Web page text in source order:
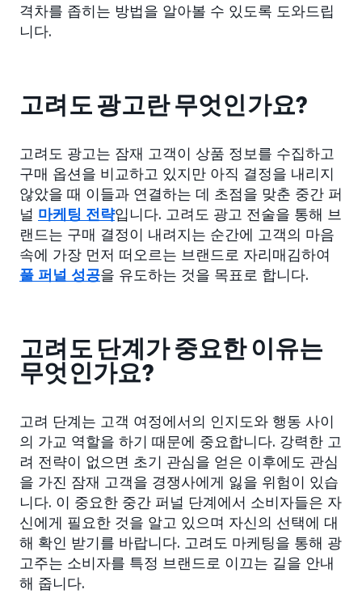
격차를 좁히는 방법을 알아볼 수 있도록 도와드립
니다.
고려도 광고란 무엇인가요?
고려도 광고는 잠재 고객이 상품 정보를 수집하고
구매 옵션을 비교하고 있지만 아직 결정을 내리지
않았을 때 이들과 연결하는 데 초점을 맞춘 중간 퍼
널 마케팅 전략입니다. 고려도 광고 전술을 통해 브
랜드는 구매 결정이 내려지는 순간에 고객의 마음
속에 가장 먼저 떠오르는 브랜드로 자리매김하여
풀 퍼널 성공을 유도하는 것을 목표로 합니다.
고려도 단계가 중요한 이유는
무엇인가요?
고려 단계는 고객 여정에서의 인지도와 행동 사이
의 가교 역할을 하기 때문에 중요합니다. 강력한 고
려 전략이 없으면 초기 관심을 얻은 이후에도 관심
을 가진 잠재 고객을 경쟁사에게 잃을 위험이 있습
니다. 이 중요한 중간 퍼널 단계에서 소비자들은 자
신에게 필요한 것을 알고 있으며 자신의 선택에 대
해 확인 받기를 바랍니다. 고려도 마케팅을 통해 광
고주는 소비자를 특정 브랜드로 이끄는 길을 안내
해 줍니다.